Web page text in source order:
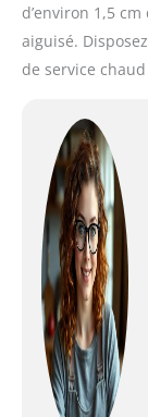
d’environ 1,5 cm
aiguisé.
de service